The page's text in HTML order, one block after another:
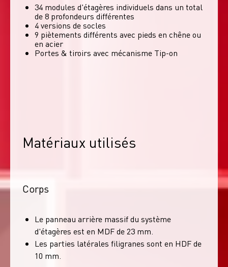
34 modules d'étagères individuels dans un total
de 8 profondeurs différentes
4 versions de socles
9 piètements différents avec pieds en chêne ou
en acier
Portes & tiroirs avec mécanisme Tip-on
Matériaux utilisés
Corps
Le panneau arrière massif du système
d'étagères est en MDF de 23 mm.
Les parties latérales filigranes sont en HDF de
10 mm.